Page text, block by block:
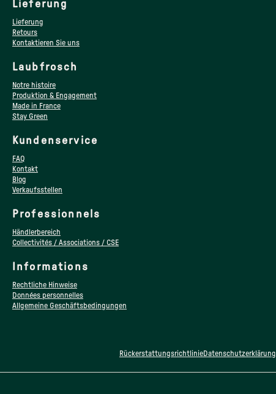
Lieferung
Lieferung
Retours
Kontaktieren Sie uns
Laubfrosch
Notre histoire
Produktion & Engagement
Made in France
Stay Green
Kundenservice
FAQ
Kontakt
Blog
Verkaufsstellen
Professionnels
Händlerbereich
Collectivités / Associations / CSE
Informations
Rechtliche Hinweise
Données personnelles
Allgemeine Geschäftsbedingungen
RückerstattungsrichtlinieDatenschutzerklärung